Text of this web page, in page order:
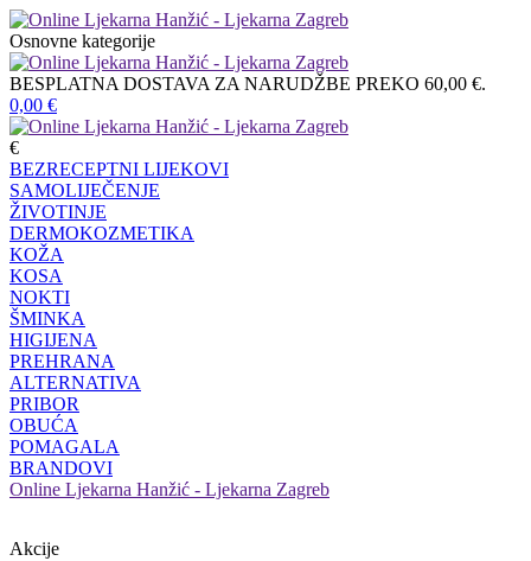
Osnovne kategorije
BESPLATNA DOSTAVA ZA NARUDŽBE PREKO 60,00 €.
0,00 €
€
BEZRECEPTNI LIJEKOVI
SAMOLIJEČENJE
ŽIVOTINJE
DERMOKOZMETIKA
KOŽA
KOSA
NOKTI
ŠMINKA
HIGIJENA
PREHRANA
ALTERNATIVA
PRIBOR
OBUĆA
POMAGALA
BRANDOVI
Online Ljekarna Hanžić - Ljekarna Zagreb
Akcije